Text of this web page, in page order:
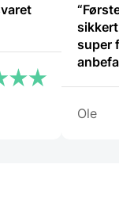
super
Ole